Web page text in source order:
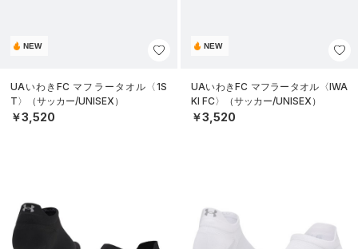
NEW
UAいわきFC マフラータオル〈1S
T〉（サッカー/UNISEX）
￥3,520
NEW
UAいわきFC マフラータオル〈IWA
KI FC〉（サッカー/UNISEX）
￥3,520